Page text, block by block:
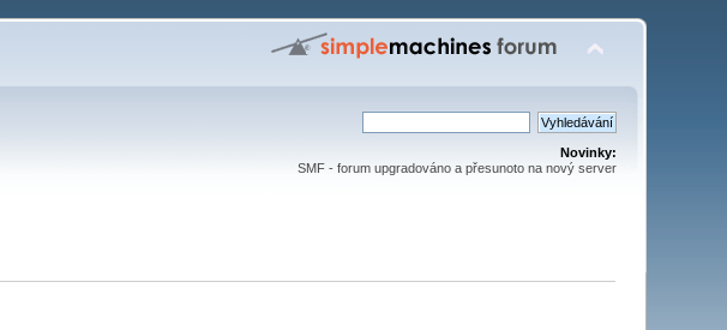
Novinky:
SMF - forum upgradováno a přesunoto na nový server